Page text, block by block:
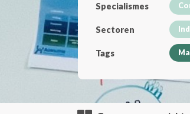
Specialismes
Sectoren
Tags